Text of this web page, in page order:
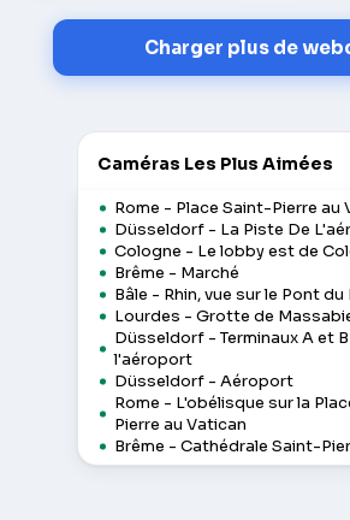
Charger plus de
Caméras Les Plus Aimées
Rome - Place Saint-Pierre au
Düsseldorf - La Piste De
Cologne - Le lobby est de
Brême - Marché
Bâle - Rhin, vue sur le Pont du
Lourdes - Grotte de
Düsseldorf - Terminaux A et
l'aéroport
Düsseldorf - Aéroport
Rome - L'obélisque sur la
Pierre au Vatican
Brême - Cathédrale Saint-